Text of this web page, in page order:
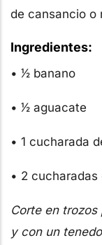
de cansancio o
Ingredientes:
• 1⁄2 banano
• 1⁄2 aguacate
• 1 cucharada
• 2
Corte en
y con un